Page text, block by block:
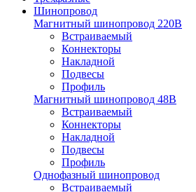
Шинопровод
Магнитный шинопровод 220В
Встраиваемый
Коннекторы
Накладной
Подвесы
Профиль
Магнитный шинопровод 48В
Встраиваемый
Коннекторы
Накладной
Подвесы
Профиль
Однофазный шинопровод
Встраиваемый